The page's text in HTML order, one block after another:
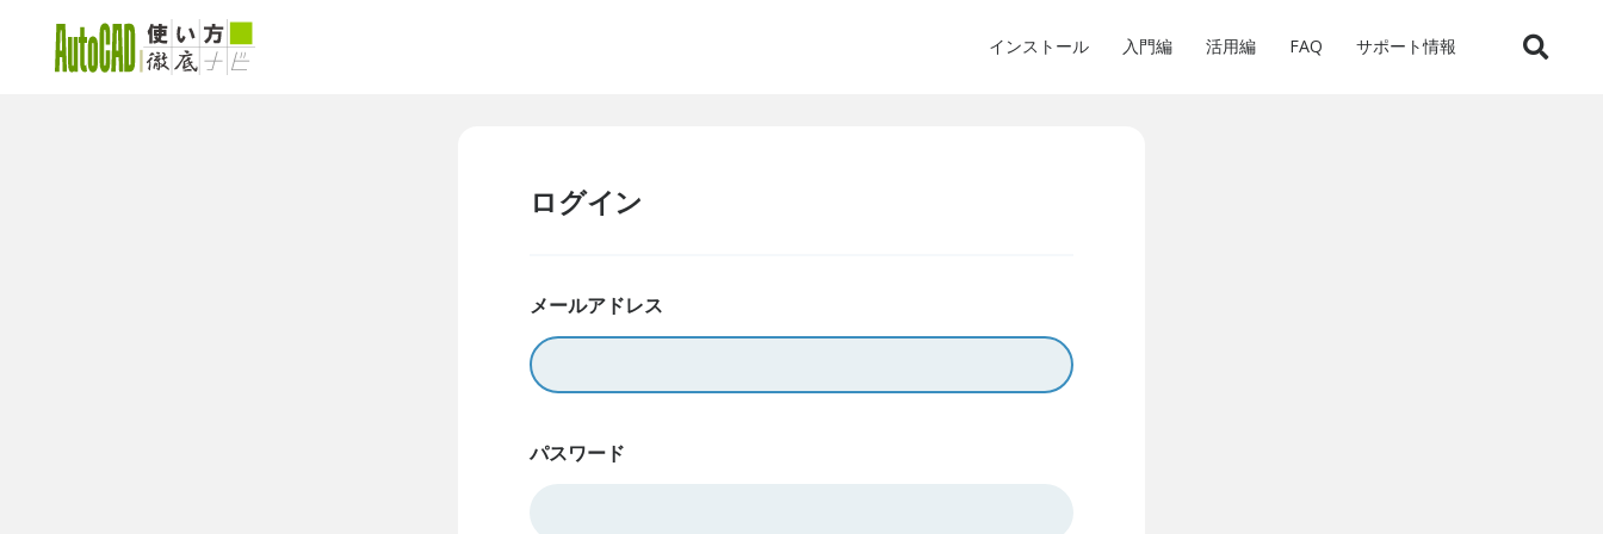
インストール 入門編 活用編 FAQ サポート情報
ログイン
メールアドレス
パスワード